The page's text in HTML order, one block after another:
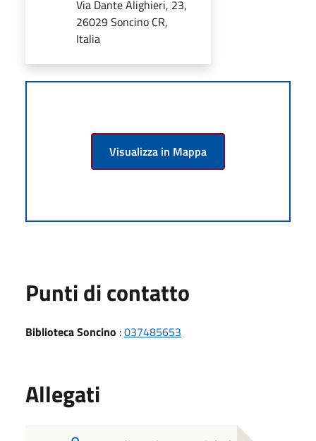
Via Dante Alighieri, 23,
26029 Soncino CR,
Italia
Visualizza in Mappa
Punti di contatto
Biblioteca Soncino :037485653
Allegati